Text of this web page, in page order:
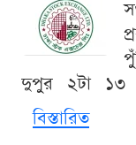
দুপুর ২টা ১৩
বিস্তারিত